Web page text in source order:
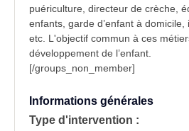
puériculture, directeur de crèche,
enfants, garde d’enfant à domicile,
etc. L'objectif commun à ces
développement de l’enfant.
[/groups_non_member]
Informations générales
Type d'intervention :